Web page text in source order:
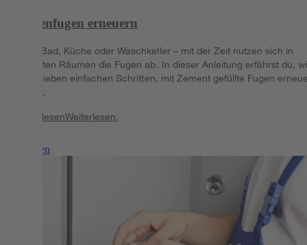
Fliesenfugen erneuern
Ob in Bad, Küche oder Waschkeller – mit der Zeit nutzen sich in
gefliesten Räumen die Fugen ab. In dieser Anleitung erfährst du,
du in sieben einfachen Schritten, mit Zement gefüllte Fugen
kannst.
WeiterlesenWeiterlesen.
Weiterlesen